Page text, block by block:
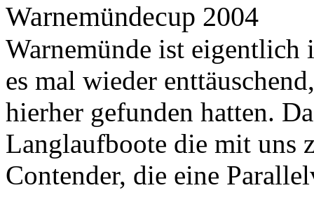
Warnemündecup 2004
Warnemünde ist eigentlich
es mal wieder
hierher gefunden hatten.
Langlaufboote die mit uns
Contender, die eine